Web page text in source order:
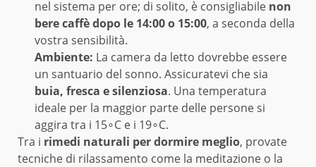
nel sistema per ore; di solito, è consigliabile non
bere caffè dopo le 14:00 o 15:00, a seconda della
vostra sensibilità.
Ambiente: La camera da letto dovrebbe essere
un santuario del sonno. Assicuratevi che sia
buia, fresca e silenziosa. Una temperatura
ideale per la maggior parte delle persone si
aggira tra i 15∘C e i 19∘C.
Tra i rimedi naturali per dormire meglio, provate
tecniche di rilassamento come la meditazione o la